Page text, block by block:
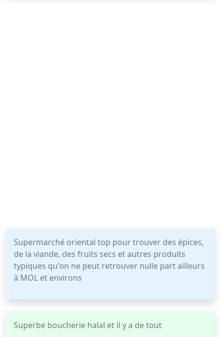
Supermarché oriental top pour trouver des épices,
de la viande, des fruits secs et autres produits
typiques qu'on ne peut retrouver nulle part ailleurs
à MOL et environs
Superbe boucherie halal et il y a de tout